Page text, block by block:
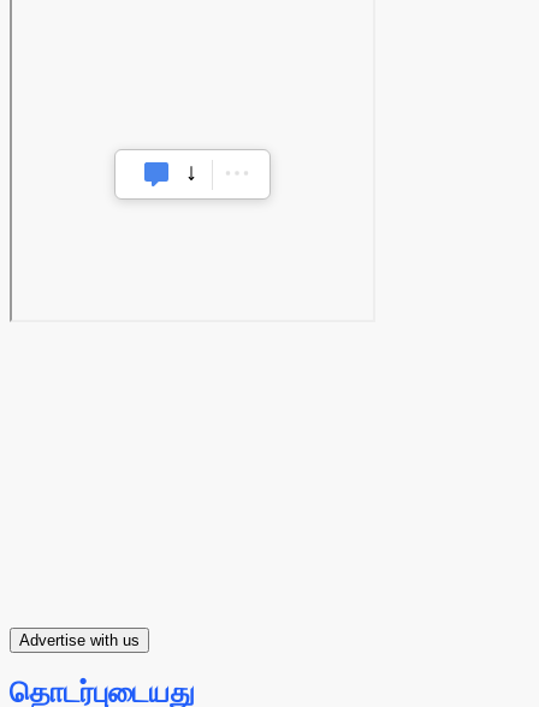
Advertise with us
தொடர்புடையது